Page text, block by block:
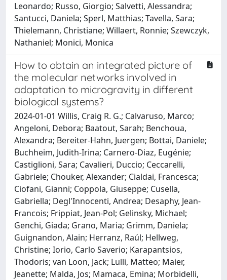
Leonardo; Russo, Giorgio; Salvetti, Alessandra;
Santucci, Daniela; Sperl, Matthias; Tavella, Sara;
Thielemann, Christiane; Willaert, Ronnie; Szewczyk,
Nathaniel; Monici, Monica
How to obtain an integrated picture of
the molecular networks involved in
adaptation to microgravity in different
biological systems?
2024-01-01 Willis, Craig R. G.; Calvaruso, Marco;
Angeloni, Debora; Baatout, Sarah; Benchoua,
Alexandra; Bereiter-Hahn, Juergen; Bottai, Daniele;
Buchheim, Judith-Irina; Carnero-Diaz, Eugénie;
Castiglioni, Sara; Cavalieri, Duccio; Ceccarelli,
Gabriele; Chouker, Alexander; Cialdai, Francesca;
Ciofani, Gianni; Coppola, Giuseppe; Cusella,
Gabriella; Degl'Innocenti, Andrea; Desaphy, Jean-
Francois; Frippiat, Jean-Pol; Gelinsky, Michael;
Genchi, Giada; Grano, Maria; Grimm, Daniela;
Guignandon, Alain; Herranz, Raúl; Hellweg,
Christine; Iorio, Carlo Saverio; Karapantsios,
Thodoris; van Loon, Jack; Lulli, Matteo; Maier,
Jeanette; Malda, Jos; Mamaca, Emina; Morbidelli,